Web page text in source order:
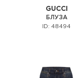
GUCCI
БЛУЗА
ID: 48494